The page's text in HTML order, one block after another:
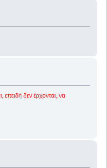
επειδή δεν έρχονται, να